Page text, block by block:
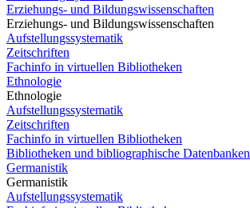
Erziehungs- und Bildungswissenschaften
Erziehungs- und Bildungswissenschaften
Aufstellungssystematik
Zeitschriften
Fachinfo in virtuellen Bibliotheken
Ethnologie
Ethnologie
Aufstellungssystematik
Zeitschriften
Fachinfo in virtuellen Bibliotheken
Bibliotheken und bibliographische Datenbanken
Germanistik
Germanistik
Aufstellungssystematik